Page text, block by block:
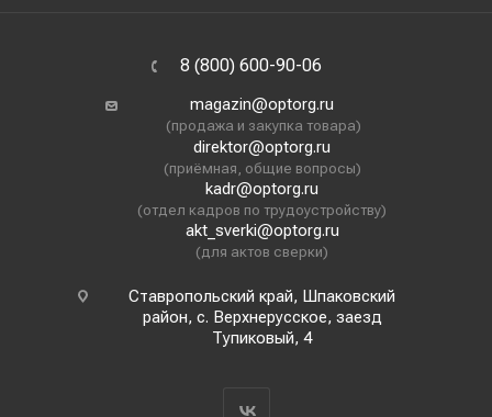
8 (800) 600-90-06
magazin@optorg.ru
(продажа и закупка товара)
direktor@optorg.ru
(приёмная, общие вопросы)
kadr@optorg.ru
(отдел кадров по трудоустройству)
akt_sverki@optorg.ru
(для актов сверки)
Ставропольский край, Шпаковский
район, с. Верхнерусское, заезд
Тупиковый, 4